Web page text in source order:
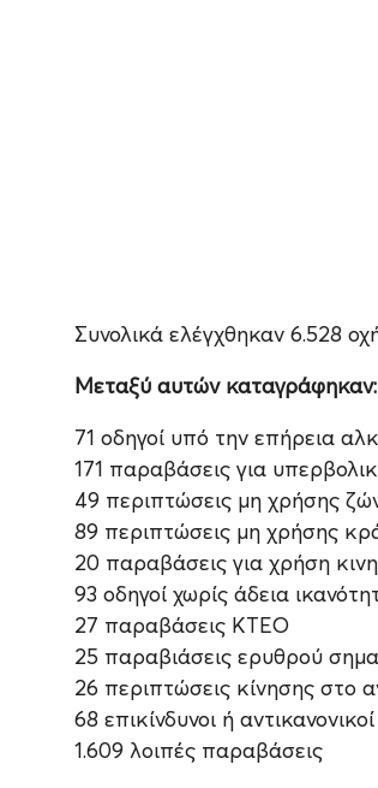
Συνολικά ελέγχθηκαν 6.528
Μεταξύ αυτών καταγράφηκαν:
71 οδηγοί υπό την επήρεια
171 παραβάσεις για
49 περιπτώσεις μη χρήσης
89 περιπτώσεις μη χρήσης
20 παραβάσεις για χρήση
93 οδηγοί χωρίς άδεια
27 παραβάσεις ΚΤΕΟ
25 παραβιάσεις ερυθρού
26 περιπτώσεις κίνησης στο
68 επικίνδυνοι ή αντικανονικοί
1.609 λοιπές παραβάσεις